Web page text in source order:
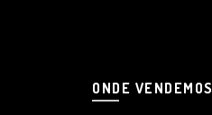
ONDE VENDEMOS